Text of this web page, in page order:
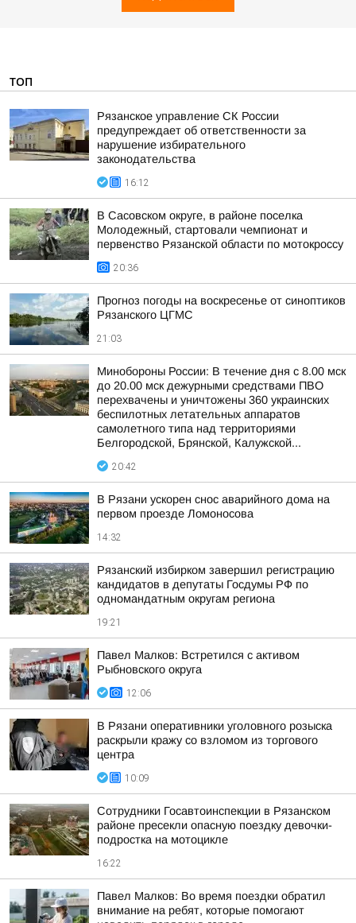
ТОП
Рязанское управление СК России
предупреждает об ответственности за
нарушение избирательного
законодательства
16:12
В Сасовском округе, в районе поселка
Молодежный, стартовали чемпионат и
первенство Рязанской области по мотокроссу
20:36
Прогноз погоды на воскресенье от синоптиков
Рязанского ЦГМС
21:03
Минобороны России: В течение дня с 8.00 мск
до 20.00 мск дежурными средствами ПВО
перехвачены и уничтожены 360 украинских
беспилотных летательных аппаратов
самолетного типа над территориями
Белгородской, Брянской, Калужской...
20:42
В Рязани ускорен снос аварийного дома на
первом проезде Ломоносова
14:32
Рязанский избирком завершил регистрацию
кандидатов в депутаты Госдумы РФ по
одномандатным округам региона
19:21
Павел Малков: Встретился с активом
Рыбновского округа
12:06
В Рязани оперативники уголовного розыска
раскрыли кражу со взломом из торгового
центра
10:09
Сотрудники Госавтоинспекции в Рязанском
районе пресекли опасную поездку девочки-
подростка на мотоцикле
16:22
Павел Малков: Во время поездки обратил
внимание на ребят, которые помогают